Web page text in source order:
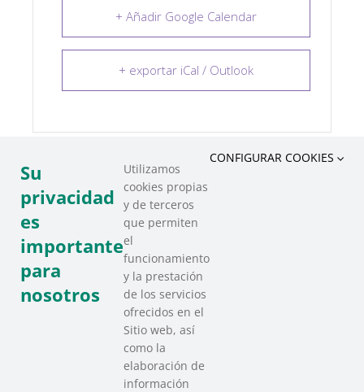
+ Añadir Google Calendar
+ exportar iCal / Outlook
COMPARTIR ESTE EVENTO
Su
privacidad
es
importante
para
nosotros
Utilizamos
cookies propias
y de terceros
que permiten
el
funcionamiento
y la prestación
de los servicios
ofrecidos en el
Sitio web, así
como la
elaboración de
información
CONFIGURAR COOKIES